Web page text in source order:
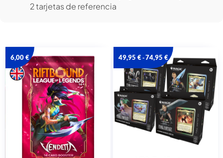
2 tarjetas de referencia
6,00€ 49,95 €-74,95 €